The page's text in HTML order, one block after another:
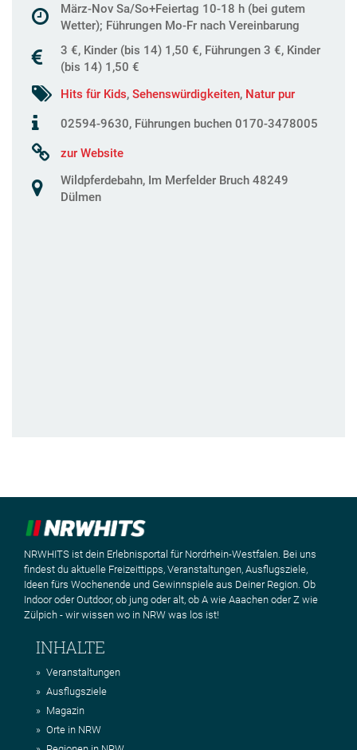
März-Nov Sa/So+Feiertag 10-18 h (bei gutem
Wetter); Führungen Mo-Fr nach Vereinbarung
3 €, Kinder (bis 14) 1,50 €, Führungen 3 €, Kinder
(bis 14) 1,50 €
Hits für Kids, Sehenswürdigkeiten, Natur pur
02594-9630, Führungen buchen 0170-3478005
zur Website
Wildpferdebahn, Im Merfelder Bruch 48249
Dülmen
NRWHITS ist dein Erlebnisportal für Nordrhein-Westfalen. Bei uns
findest du aktuelle Freizeittipps, Veranstaltungen, Ausflugsziele,
Ideen fürs Wochenende und Gewinnspiele aus Deiner Region. Ob
Indoor oder Outdoor, ob jung oder alt, ob A wie Aaachen oder Z wie
Zülpich - wir wissen wo in NRW was los ist!
INHALTE
Veranstaltungen
Ausflugsziele
Magazin
Orte in NRW